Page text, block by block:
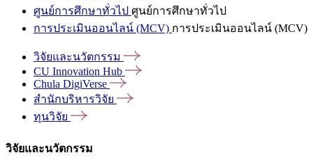
ศูนย์การศึกษาทั่วไป ศูนย์การศึกษาทั่วไป
การประเมินออนไลน์ (MCV) การประเมินออนไลน์ (MCV)
วิจัยและนวัตกรรม
CU Innovation Hub
Chula DigiVerse
สำนักบริหารวิจัย
ทุนวิจัย
วิจัยและนวัตกรรม